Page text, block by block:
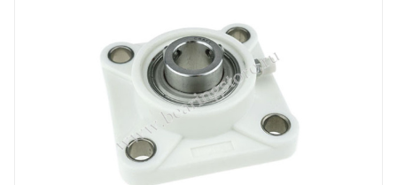
205-
16
S1)
полимерный
подшипниковый